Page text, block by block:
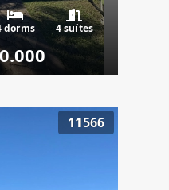
dorms 4 suítes
11566